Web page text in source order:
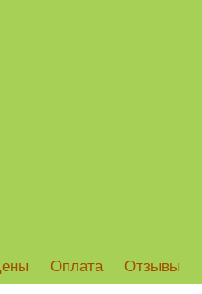
Оплата Отзывы